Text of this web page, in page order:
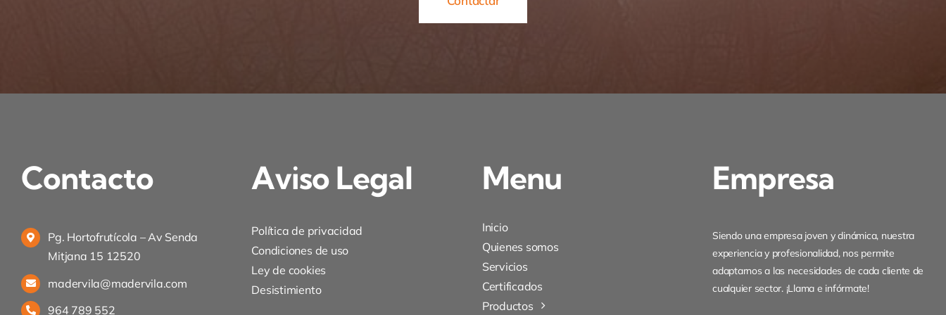
Contacto
Pg. Hortofrutícola – Av Senda
Mitjana 15 12520
madervila@madervila.com
964 789 552
Aviso Legal
Política de privacidad
Condiciones de uso
Ley de cookies
Desistimiento
Menu
Inicio
Quienes somos
Servicios
Certificados
Productos
Empresa
Siendo una empresa joven y dinámica, nuestra
experiencia y profesionalidad, nos permite
adaptarnos a las necesidades de cada cliente de
cualquier sector. ¡Llama e infórmate!